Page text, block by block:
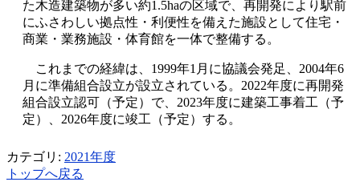
た木造建築物が多い約1.5haの区域で、再開発により駅前
にふさわしい拠点性・利便性を備えた施設として住宅・
商業・業務施設・体育館を一体で整備する。
これまでの経緯は、1999年1月に協議会発足、2004年6
月に準備組合設立が設立されている。2022年度に再開発
組合設立認可（予定）で、2023年度に建築工事着工（予
定）、2026年度に竣工（予定）する。
カテゴリ: 2021年度
トップへ戻る